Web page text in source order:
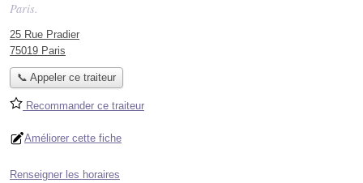
Paris.
25 Rue Pradier
75019 Paris
📞 Appeler ce traiteur
Recommander ce traiteur
Améliorer cette fiche
Renseigner les horaires